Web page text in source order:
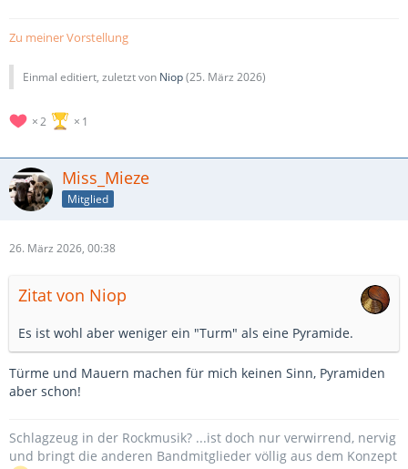
Zu meiner Vorstellung
Einmal editiert, zuletzt von Niop(25. März 2026)
2 1
Miss_Mieze
Mitglied
26. März 2026, 00:38
Zitat von Niop
Es ist wohl aber weniger ein "Turm" als eine Pyramide.
Türme und Mauern machen für mich keinen Sinn, Pyramiden
aber schon!
Schlagzeug in der Rockmusik? ...ist doch nur verwirrend, nervig
und bringt die anderen Bandmitglieder völlig aus dem Konzept